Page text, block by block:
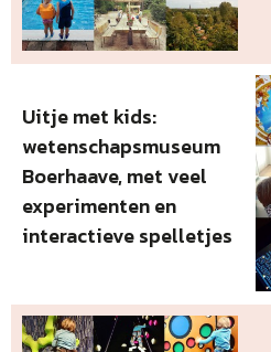
Uitje met kids:
wetenschapsmuseum
Boerhaave, met veel
experimenten en
interactieve spelletjes